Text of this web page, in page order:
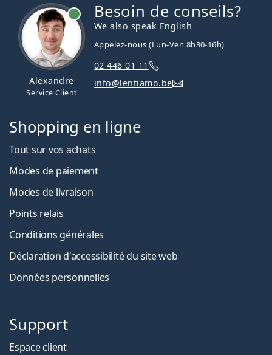
Alexandre
Service Client
Besoin de conseils?
We also speak English
Appelez-nous (Lun-Ven 8h30-16h)
02 446 01 11
info@lentiamo.be
Shopping en ligne
Tout sur vos achats
Modes de paiement
Modes de livraison
Points relais
Conditions générales
Déclaration d'accessibilité du site web
Données personnelles
Support
Espace client